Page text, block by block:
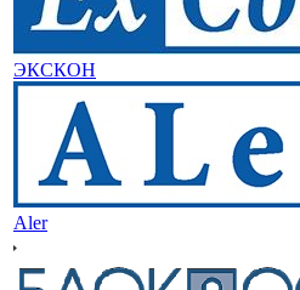
ЭКСКОН
Aler